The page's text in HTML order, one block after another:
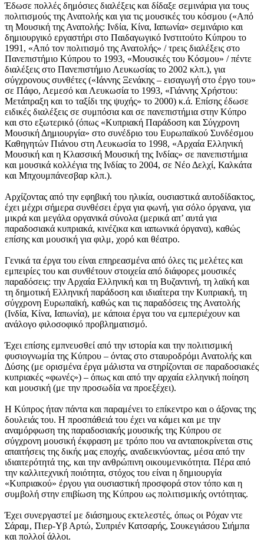
Έδωσε πολλές δημόσιες διαλέξεις και δίδαξε σεμινάρια για τους
πολιτισμούς της Ανατολής και για τις μουσικές του κόσμου («Από
τη Μουσική της Ανατολής: Ινδία, Κίνα, Ιαπωνία» σεμινάριο και
δημιουργικό εργαστήρι στο Παιδαγωγικό Ινστιτούτο Κύπρου το
1991, «Από τον πολιτισμό της Ανατολής» / τρεις διαλέξεις στο
Πανεπιστήμιο Κύπρου το 1993, «Μουσικές του Κόσμου» / πέντε
διαλέξεις στο Πανεπιστήμιο Λευκωσίας το 2002 κλπ.), για
σύγχρονους συνθέτες («Ιάννης Ξενάκης – εισαγωγή στο έργο του»
σε Πάφο, Λεμεσό και Λευκωσία το 1993, «Γιάννης Χρήστου:
Μετάπραξη και το ταξίδι της ψυχής» το 2000) κ.ά. Επίσης έδωσε
ειδικές διαλέξεις σε συμπόσια και σε πανεπιστήμια στην Κύπρο
και στο εξωτερικό (όπως «Κυπριακή Παράδοση και Σύγχρονη
Μουσική Δημιουργία» στο συνέδριο του Ευρωπαϊκού Συνδέσμου
Καθηγητών Πιάνου στη Λευκωσία το 1998, «Αρχαία Ελληνική
Μουσική και η Κλασσική Μουσική της Ινδίας» σε πανεπιστήμια
και μουσικά κολλέγια της Ινδίας το 2004, σε Νέο Δελχί, Καλκάτα
και Μπχουμπάνεσβαρ κλπ.).
Αρχίζοντας από την εφηβική του ηλικία, ουσιαστικά αυτοδίδακτος,
έχει μέχρι σήμερα συνθέσει έργα για φωνή, για σόλο όργανα, για
μικρά και μεγάλα οργανικά σύνολα (μερικά απ’ αυτά για
παραδοσιακά κυπριακά, κινέζικα και ιαπωνικά όργανα), καθώς
επίσης και μουσική για φιλμ, χορό και θέατρο.
Γενικά τα έργα του είναι επηρεασμένα από όλες τις μελέτες και
εμπειρίες του και συνθέτουν στοιχεία από διάφορες μουσικές
παραδόσεις: την Αρχαία Ελληνική και τη Βυζαντινή, τη λαϊκή και
τη δημοτική Ελληνική παράδοση και ιδιαίτερα την Κυπριακή, τη
σύγχρονη Ευρωπαϊκή, καθώς και τις παραδόσεις της Ανατολής
(Ινδία, Κίνα, Ιαπωνία), με κάποια έργα του να εμπεριέχουν και
ανάλογο φιλοσοφικό προβληματισμό.
Έχει επίσης εμπνευσθεί από την ιστορία και την πολιτισμική
φυσιογνωμία της Κύπρου – όντας στο σταυροδρόμι Ανατολής και
Δύσης (με ορισμένα έργα μάλιστα να στηρίζονται σε παραδοσιακές
κυπριακές «φωνές») – όπως και από την αρχαία ελληνική ποίηση
και μουσική (με την προσωδία να προεξέχει).
Η Κύπρος ήταν πάντα και παραμένει το επίκεντρο και ο άξονας της
δουλειάς του. Η προσπάθειά του έχει να κάμει και με την
αναμόρφωση της παραδοσιακής μουσικής της Κύπρου σε
σύγχρονη μουσική έκφραση με τρόπο που να ανταποκρίνεται στις
απαιτήσεις της δικής μας εποχής, αναδεικνύοντας, μέσα από την
ιδιαιτερότητά της, και την ανθρώπινη οικουμενικότητα. Πέρα από
την καλλιτεχνική ποιότητα, στόχος του είναι η δημιουργία
«Κυπριακού» έργου για ουσιαστική προσφορά στον τόπο και η
συμβολή στην επιβίωση της Κύπρου ως πολιτισμικής οντότητας.
Έχει συνεργαστεί με διάσημους εκτελεστές, όπως οι Ρόχαν ντε
Σάραμ, Πιερ-Υβ Αρτώ, Συπριέν Κατσαρής, Σουκεγιάσου Σιήμπα
και πολλοί άλλοι.